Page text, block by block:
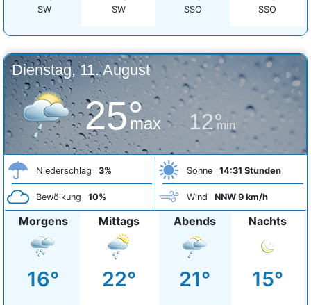
SW
SW
SSO
SSO
Dienstag, 11. August
25°
max 12°
min
Niederschlag 3%
Bewölkung 10%
Sonne 14:31 Stunden
Wind NNW 9 km/h
Morgens
16°
Mittags
22°
Abends
21°
Nachts
15°